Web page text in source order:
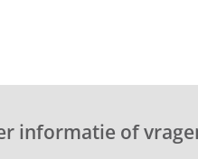
informatie of